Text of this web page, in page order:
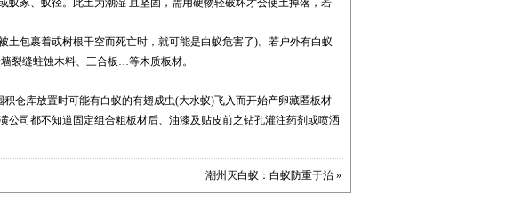
冢、蚁径。此土为潮湿 且坚固，需用硬物轻破坏才会使土掉落，若
包裹着或树根干空而死亡时，就可能是白蚁危害了)。若户外有白蚁
裂缝蛀蚀木料、三合板…等木质板材。
积仓库放置时可能有白蚁的有翅成虫(大水蚁)飞入而开始产卵藏匿板材
公司都不知道固定组合粗板材后、油漆及贴皮前之钻孔灌注药剂或喷洒
潮州灭白蚁：白蚁防重于治 »